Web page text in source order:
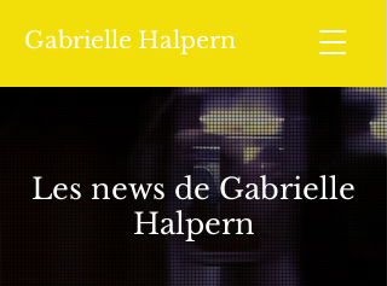
Gabrielle Halpern
Les news de Gabrielle
Halpern